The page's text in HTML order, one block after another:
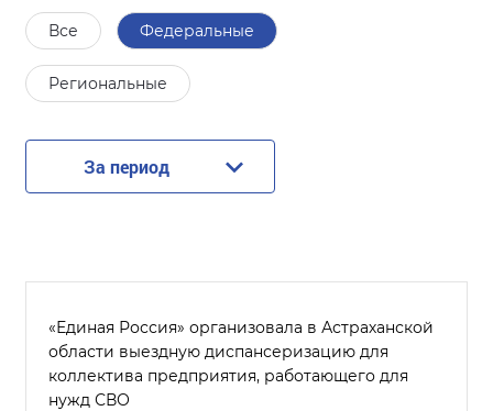
Все Федеральные
Региональные
За период
«Единая Россия» организовала в Астраханской
области выездную диспансеризацию для
коллектива предприятия, работающего для
нужд СВО